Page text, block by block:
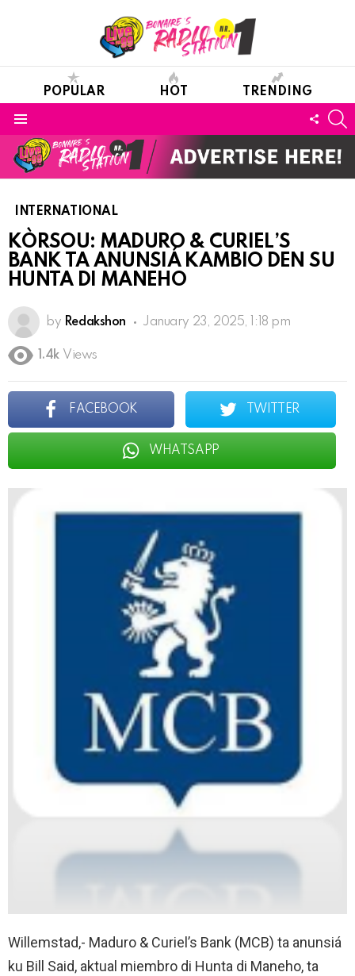
POPULAR HOT TRENDING
INTERNATIONAL
KÒRSOU: MADURO & CURIEL’S
BANK TA ANUNSIÁ KAMBIO DEN SU
HUNTA DI MANEHO
by Redakshon January 23, 2025, 1:18 pm
1.4k Views
FACEBOOK TWITTER
WHATSAPP
Willemstad,- Maduro & Curiel’s Bank (MCB) ta anunsiá
ku Bill Said, aktual miembro di Hunta di Maneho, ta